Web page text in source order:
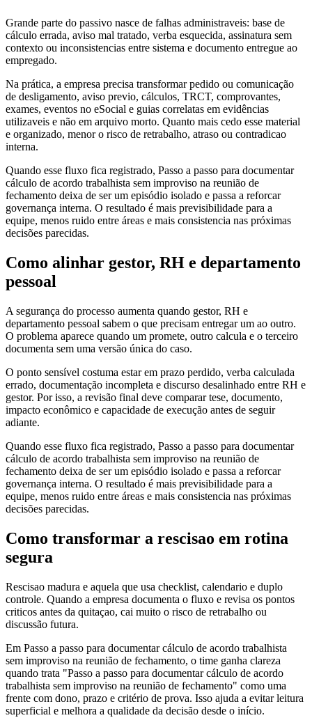
Grande parte do passivo nasce de falhas administraveis: base de
cálculo errada, aviso mal tratado, verba esquecida, assinatura sem
contexto ou inconsistencias entre sistema e documento entregue ao
empregado.
Na prática, a empresa precisa transformar pedido ou comunicação
de desligamento, aviso previo, cálculos, TRCT, comprovantes,
exames, eventos no eSocial e guias correlatas em evidências
utilizaveis e não em arquivo morto. Quanto mais cedo esse material
e organizado, menor o risco de retrabalho, atraso ou contradicao
interna.
Quando esse fluxo fica registrado, Passo a passo para documentar
cálculo de acordo trabalhista sem improviso na reunião de
fechamento deixa de ser um episódio isolado e passa a reforcar
governança interna. O resultado é mais previsibilidade para a
equipe, menos ruido entre áreas e mais consistencia nas próximas
decisões parecidas.
Como alinhar gestor, RH e departamento
pessoal
A segurança do processo aumenta quando gestor, RH e
departamento pessoal sabem o que precisam entregar um ao outro.
O problema aparece quando um promete, outro calcula e o terceiro
documenta sem uma versão única do caso.
O ponto sensível costuma estar em prazo perdido, verba calculada
errado, documentação incompleta e discurso desalinhado entre RH e
gestor. Por isso, a revisão final deve comparar tese, documento,
impacto econômico e capacidade de execução antes de seguir
adiante.
Quando esse fluxo fica registrado, Passo a passo para documentar
cálculo de acordo trabalhista sem improviso na reunião de
fechamento deixa de ser um episódio isolado e passa a reforcar
governança interna. O resultado é mais previsibilidade para a
equipe, menos ruido entre áreas e mais consistencia nas próximas
decisões parecidas.
Como transformar a rescisao em rotina
segura
Rescisao madura e aquela que usa checklist, calendario e duplo
controle. Quando a empresa documenta o fluxo e revisa os pontos
criticos antes da quitaçao, cai muito o risco de retrabalho ou
discussão futura.
Em Passo a passo para documentar cálculo de acordo trabalhista
sem improviso na reunião de fechamento, o time ganha clareza
quando trata "Passo a passo para documentar cálculo de acordo
trabalhista sem improviso na reunião de fechamento" como uma
frente com dono, prazo e critério de prova. Isso ajuda a evitar leitura
superficial e melhora a qualidade da decisão desde o início.